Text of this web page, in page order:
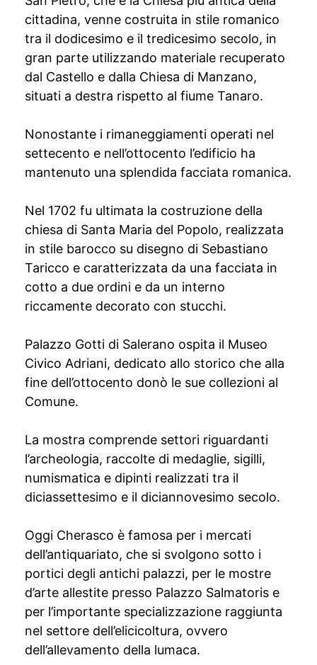
cittadina, venne costruita in stile romanico
tra il dodicesimo e il tredicesimo secolo, in
gran parte utilizzando materiale recuperato
dal Castello e dalla Chiesa di Manzano,
situati a destra rispetto al fiume Tanaro.
Nonostante i rimaneggiamenti operati nel
settecento e nell’ottocento l’edificio ha
mantenuto una splendida facciata romanica.
Nel 1702 fu ultimata la costruzione della
chiesa di Santa Maria del Popolo, realizzata
in stile barocco su disegno di Sebastiano
Taricco e caratterizzata da una facciata in
cotto a due ordini e da un interno
riccamente decorato con stucchi.
Palazzo Gotti di Salerano ospita il Museo
Civico Adriani, dedicato allo storico che alla
fine dell’ottocento donò le sue collezioni al
Comune.
La mostra comprende settori riguardanti
l’archeologia, raccolte di medaglie, sigilli,
numismatica e dipinti realizzati tra il
diciassettesimo e il diciannovesimo secolo.
Oggi Cherasco è famosa per i mercati
dell’antiquariato, che si svolgono sotto i
portici degli antichi palazzi, per le mostre
d’arte allestite presso Palazzo Salmatoris e
per l’importante specializzazione raggiunta
nel settore dell’elicicoltura, ovvero
dell’allevamento della lumaca.